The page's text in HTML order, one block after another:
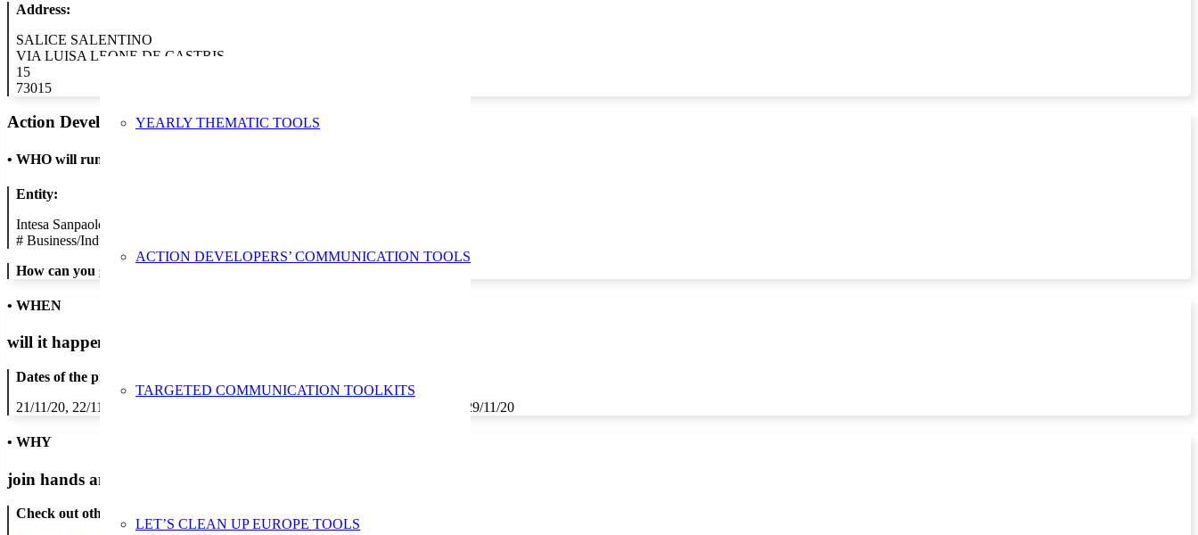
YEARLY THEMATIC TOOLS
ACTION DEVELOPERS’ COMMUNICATION TOOLS
TARGETED COMMUNICATION TOOLKITS
LET’S CLEAN UP EUROPE TOOLS
Address:
SALICE SALENTINO
VIA LUISA LEONE DE CASTRIS
15
73015
Action Developer
• WHO will run the show
Entity:
Intesa Sanpaolo
# Business/Industry
How can you get in contact:
• WHEN
will it happen?
Dates of the proposed action:
21/11/20, 22/11/20, 23/11/20, 24/11/20, 25/11/20, 26/11/20, 27/11/20, 28/11/20, 29/11/20
• WHY
join hands and minds to
Check out other actions that will cover these themes: